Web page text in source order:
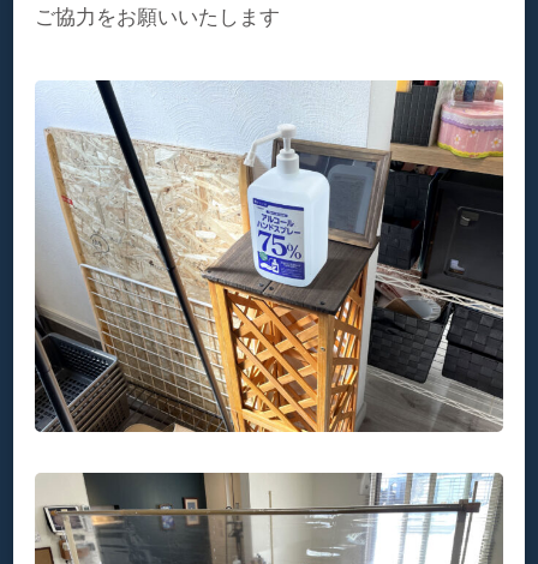
ご協力をお願いいたします